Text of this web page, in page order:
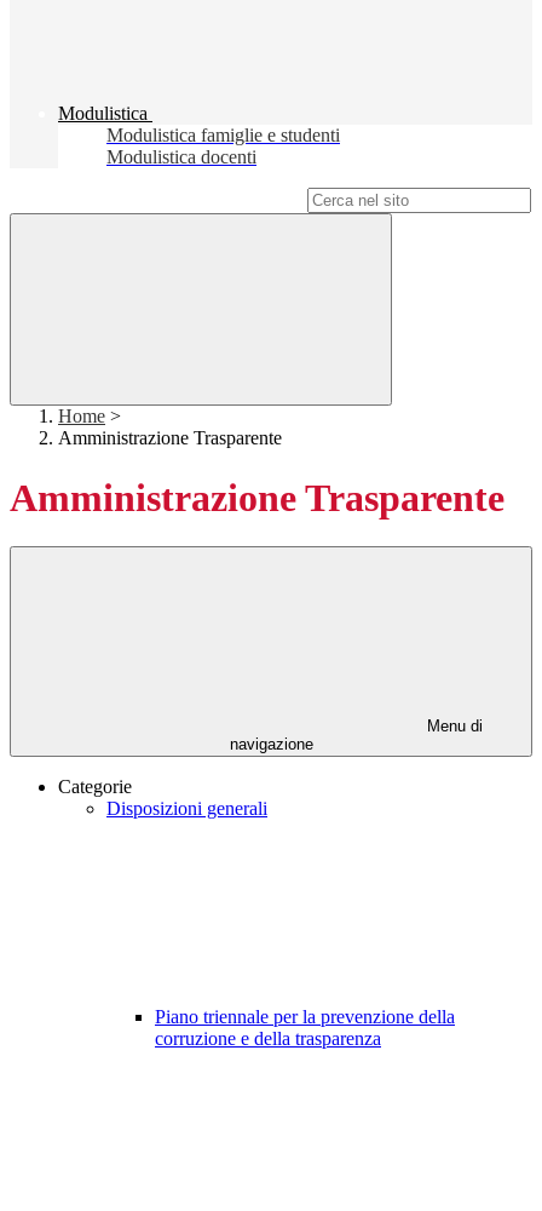
Modulistica
Modulistica famiglie e studenti
Modulistica docenti
Home >
Amministrazione Trasparente
Amministrazione Trasparente
Menu di
navigazione
Categorie
Disposizioni generali
Piano triennale per la prevenzione della
corruzione e della trasparenza